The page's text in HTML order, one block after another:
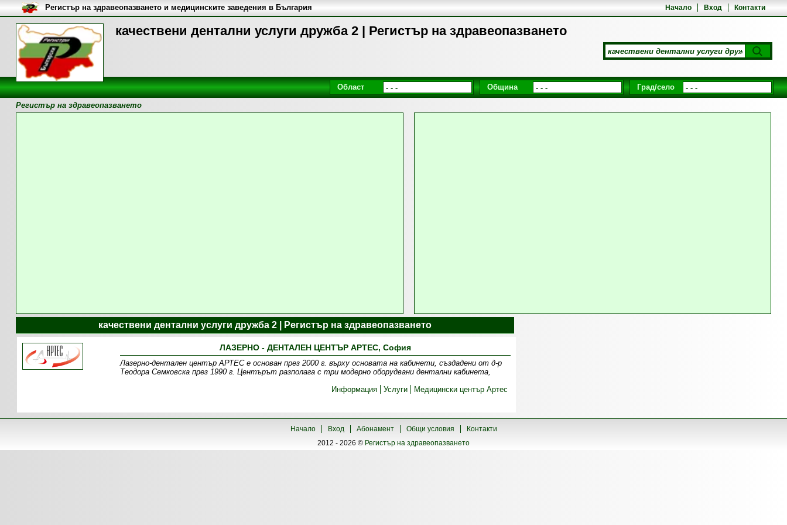
качествени дентални услуги дружба 2 | Регистър на здравеопазването
Начало Вход Контакти
Регистър на здравеопазването и медицинските заведения в България
Област Община Град/село
Регистър на здравеопазването
качествени дентални услуги дружба 2 | Регистър на здравеопазването
ЛАЗЕРНО - ДЕНТАЛЕН ЦЕНТЪР АРТЕС, София
Лазерно-дентален център АРТЕС е основан през 2000 г. върху основата на кабинети, създадени от д-р
Теодора Семковска през 1990 г. Центърът разполага с три модерно оборудвани дентални кабинета,
Информация
Услуги Медицински център Артес
Начало Вход Абонамент Общи условия
Контакти
2012 - 2026 © Регистър на здравеопазването